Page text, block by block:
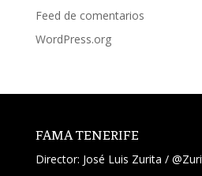
Feed de comentarios
WordPress.org
FAMA TENERIFE
Director: José Luis Zurita /